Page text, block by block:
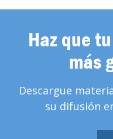
Haz que
más
Descargue
su difusión